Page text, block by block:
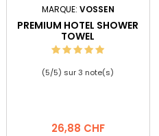
MARQUE: VOSSEN
PREMIUM HOTEL SHOWER
TOWEL
(5/5) sur3 note(s)
Prix
26,88 CHF